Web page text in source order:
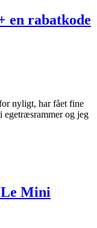
en rabatkode
nyligt, har fået fine
egetræsrammer og jeg
Le Mini